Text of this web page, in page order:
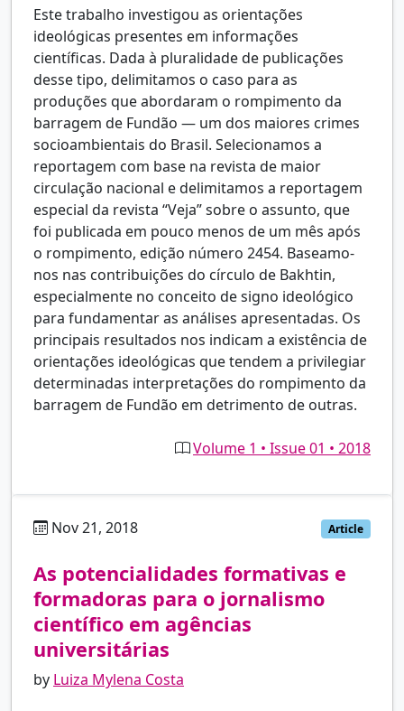
Este trabalho investigou as orientações
ideológicas presentes em informações
científicas. Dada à pluralidade de publicações
desse tipo, delimitamos o caso para as
produções que abordaram o rompimento da
barragem de Fundão — um dos maiores crimes
socioambientais do Brasil. Selecionamos a
reportagem com base na revista de maior
circulação nacional e delimitamos a reportagem
especial da revista “Veja” sobre o assunto, que
foi publicada em pouco menos de um mês após
o rompimento, edição número 2454. Baseamo-
nos nas contribuições do círculo de Bakhtin,
especialmente no conceito de signo ideológico
para fundamentar as análises apresentadas. Os
principais resultados nos indicam a existência de
orientações ideológicas que tendem a privilegiar
determinadas interpretações do rompimento da
barragem de Fundão em detrimento de outras.
Volume 1 • Issue 01 • 2018
Nov 21, 2018 Article
As potencialidades formativas e
formadoras para o jornalismo
científico em agências
universitárias
by Luiza Mylena Costa